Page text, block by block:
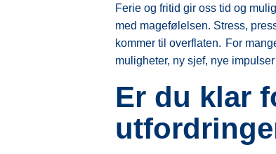
Ferie og fritid gir oss tid og
med magefølelsen. Stress,
kommer til overflaten. For
muligheter, ny sjef, nye
Er du klar